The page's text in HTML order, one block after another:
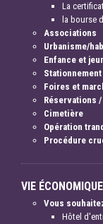
La
la bourse
Associations
Urbanisme/
Enfance et
Stationnement
Foires et
Réservations
Cimetière
Opération
Procédure
VIE ÉCONOMIQUE
Vous
Hôtel